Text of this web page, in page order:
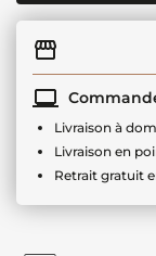
Livraison à
Livraison en
Retrait gratuit